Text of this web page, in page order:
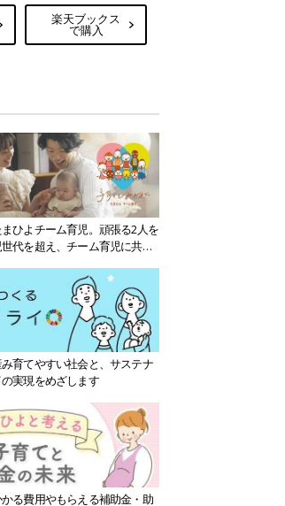
楽天ブックス
で購入
ひよチーム育児。頑張る2人を
代を超え、チーム育児に共感
育てやすい社会と、サステナ
実現をめざします
る費用やもらえる補助金・助